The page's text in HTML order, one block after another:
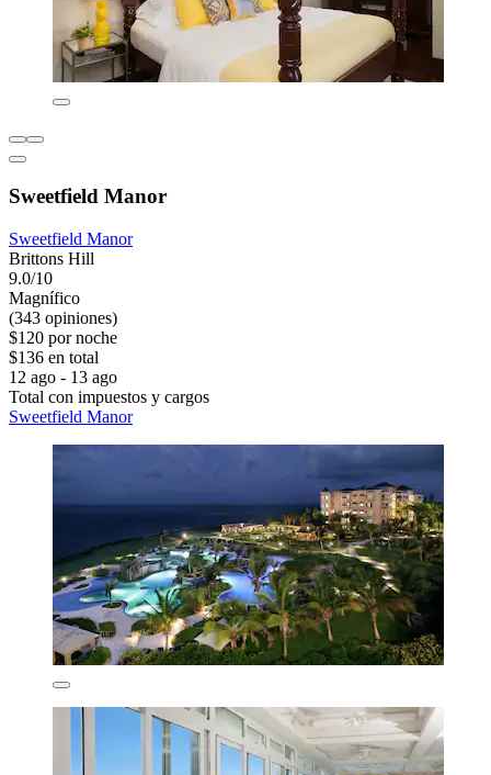
Sweetfield Manor
Sweetfield Manor
Brittons Hill
9.0/10
Magnífico
(343 opiniones)
$120 por noche
$136 en total
12 ago - 13 ago
Total con impuestos y cargos
Sweetfield Manor